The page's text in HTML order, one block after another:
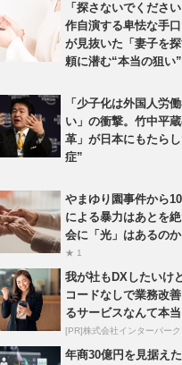
「探さないでくださ
作自演する卑怯な手
が見抜いた「妻子を
頼に潜む“本当の狙い”
「少子化は外国人労
い」の衝撃。竹中平
革」が日本にもたら
症”
やまゆり園事件から
による暴力はあとを
会に「光」はあるのか
★ 1
我が社もDXしたいけ
コードなしで業務改
るサービスなんて本
[PR]株式会社インターパーク
年商30億円を見据えた